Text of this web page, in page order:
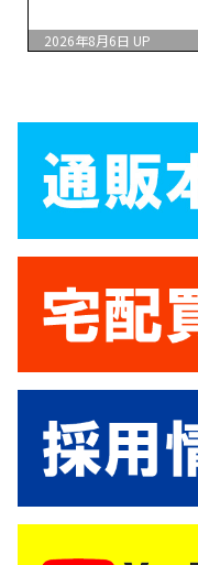
2026年8月6日 UP